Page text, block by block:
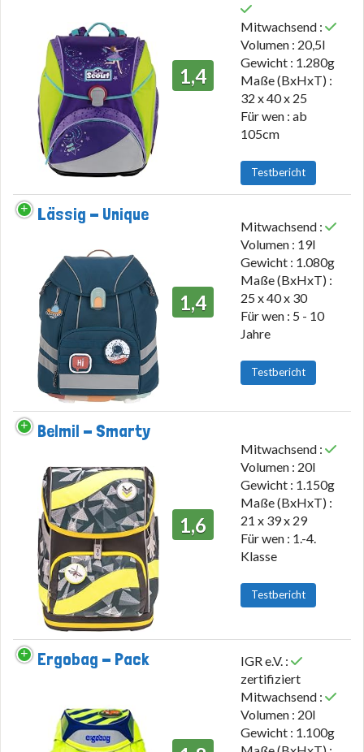
1,4
Mitwachsend :
Volumen : 20,5l
Gewicht : 1.280g
Maße (BxHxT) :
32 x 40 x 25
Für wen : ab
105cm
Testbericht
Lässig - Unique
1,4
Mitwachsend :
Volumen : 19l
Gewicht : 1.080g
Maße (BxHxT) :
25 x 40 x 30
Für wen : 5 - 10
Jahre
Testbericht
Belmil - Smarty
1,6
Mitwachsend :
Volumen : 20l
Gewicht : 1.150g
Maße (BxHxT) :
21 x 39 x 29
Für wen : 1.-4.
Klasse
Testbericht
Ergobag - Pack
IGR e.V. :
zertifiziert
Mitwachsend :
Volumen : 20l
Gewicht : 1.100g